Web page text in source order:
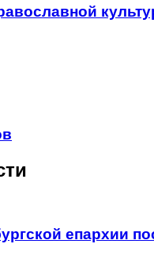
епархии